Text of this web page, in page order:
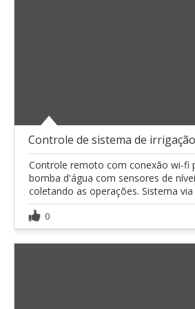
Controle de sistema de irrigação
Controle remoto com conexão wi-fi
bomba d'água com sensores de
coletando as operações. Sistema
0